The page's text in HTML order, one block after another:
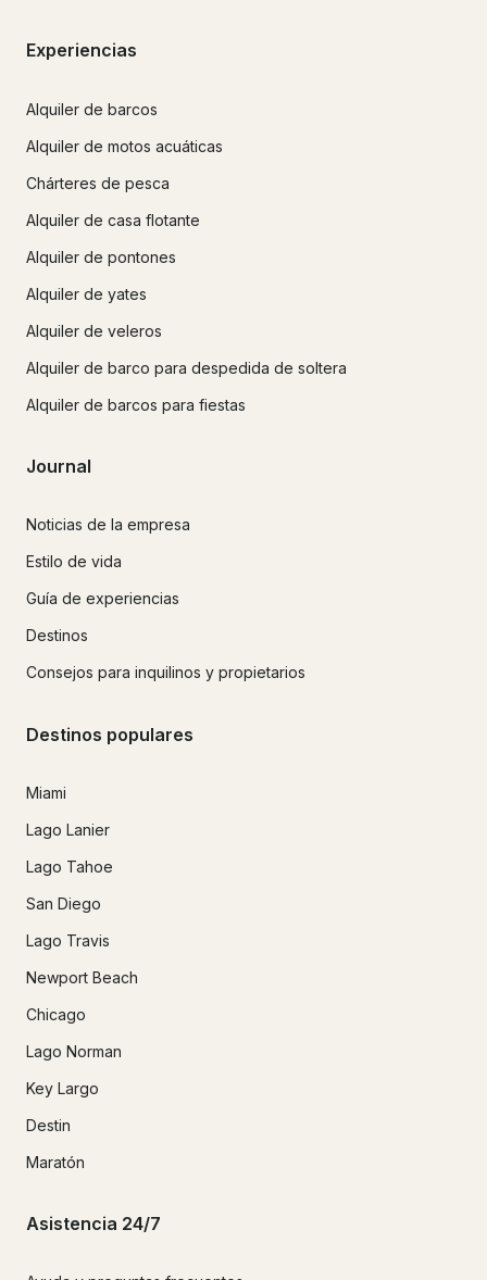
Experiencias
Alquiler de barcos
Alquiler de motos acuáticas
Chárteres de pesca
Alquiler de casa flotante
Alquiler de pontones
Alquiler de yates
Alquiler de veleros
Alquiler de barco para despedida de soltera
Alquiler de barcos para fiestas
Journal
Noticias de la empresa
Estilo de vida
Guía de experiencias
Destinos
Consejos para inquilinos y propietarios
Destinos populares
Miami
Lago Lanier
Lago Tahoe
San Diego
Lago Travis
Newport Beach
Chicago
Lago Norman
Key Largo
Destin
Maratón
Asistencia 24/7